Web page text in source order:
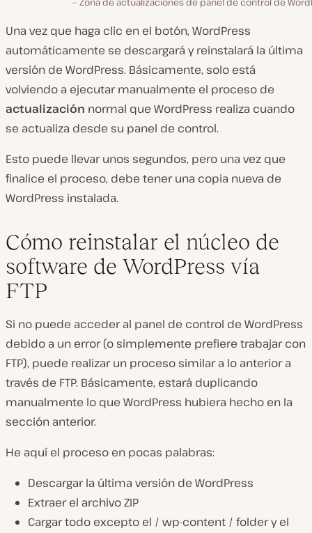
Una vez que haga clic en el botón, WordPress
automáticamente se descargará y reinstalará la última
versión de WordPress. Básicamente, solo está
volviendo a ejecutar manualmente el proceso de
actualización normal que WordPress realiza cuando
se actualiza desde su panel de control.
Esto puede llevar unos segundos, pero una vez que
finalice el proceso, debe tener una copia nueva de
WordPress instalada.
Cómo reinstalar el núcleo de
software de WordPress vía
FTP
Si no puede acceder al panel de control de WordPress
debido a un error (o simplemente prefiere trabajar con
FTP), puede realizar un proceso similar a lo anterior a
través de FTP. Básicamente, estará duplicando
manualmente lo que WordPress hubiera hecho en la
sección anterior.
He aquí el proceso en pocas palabras:
Descargar la última versión de WordPress
Extraer el archivo ZIP
Cargar todo excepto el / wp-content / folder y el